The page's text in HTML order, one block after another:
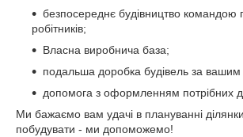
безпосереднє будівництво командою
робітників;
Власна виробнича база;
подальша доробка будівель за
допомога з оформленням потрібних
Ми бажаємо вам удачі в плануванні
побудувати - ми допоможемо!